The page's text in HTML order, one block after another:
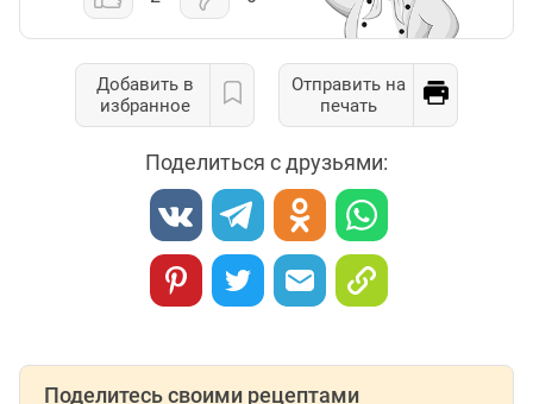
Добавить в
избранное
Отправить на
печать
Поделиться с друзьями:
Поделитесь своими рецептами